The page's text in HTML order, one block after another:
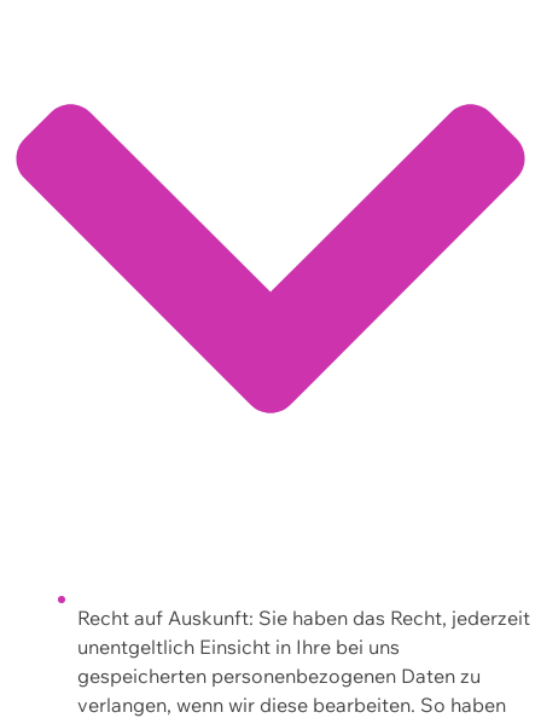
Recht auf Auskunft: Sie haben das Recht, jederzeit
unentgeltlich Einsicht in Ihre bei uns
gespeicherten personenbezogenen Daten zu
verlangen, wenn wir diese bearbeiten. So haben